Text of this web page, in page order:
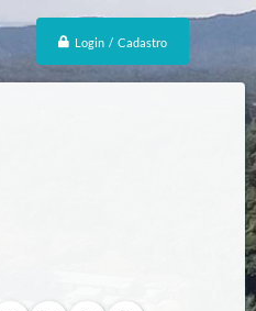
Login / Cadastro